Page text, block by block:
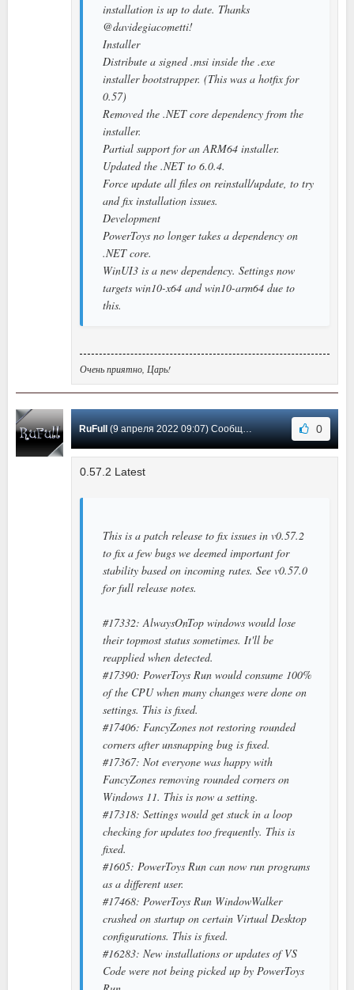
installation is up to date. Thanks
@davidegiacometti!
Installer
Distribute a signed .msi inside the .exe
installer bootstrapper. (This was a hotfix for
0.57)
Removed the .NET core dependency from the
installer.
Partial support for an ARM64 installer.
Updated the .NET to 6.0.4.
Force update all files on reinstall/update, to try
and fix installation issues.
Development
PowerToys no longer takes a dependency on
.NET core.
WinUI3 is a new dependency. Settings now
targets win10-x64 and win10-arm64 due to
this.
Очень приятно, Царь!
RuFull(9 апреля 2022 09:07) Сообщение #21 0
0.57.2 Latest
This is a patch release to fix issues in v0.57.2
to fix a few bugs we deemed important for
stability based on incoming rates. See v0.57.0
for full release notes.
#17332: AlwaysOnTop windows would lose
their topmost status sometimes. It'll be
reapplied when detected.
#17390: PowerToys Run would consume 100%
of the CPU when many changes were done on
settings. This is fixed.
#17406: FancyZones not restoring rounded
corners after unsnapping bug is fixed.
#17367: Not everyone was happy with
FancyZones removing rounded corners on
Windows 11. This is now a setting.
#17318: Settings would get stuck in a loop
checking for updates too frequently. This is
fixed.
#1605: PowerToys Run can now run programs
as a different user.
#17468: PowerToys Run WindowWalker
crashed on startup on certain Virtual Desktop
configurations. This is fixed.
#16283: New installations or updates of VS
Code were not being picked up by PowerToys